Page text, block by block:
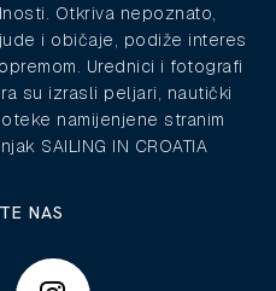
Otkriva nepoznato,
i običaje, podiže interes
Urednici i fotografi
su izrasli peljari, nautički
namijenjene stranim
SAILING IN CROATIA
NAS